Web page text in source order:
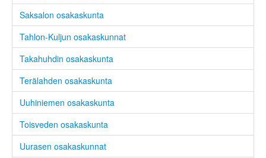
Saksalon osakaskunta
Tahlon-Kuljun osakaskunnat
Takahuhdin osakaskunta
Terälahden osakaskunta
Uuhiniemen osakaskunta
Toisveden osakaskunta
Uurasen osakaskunnat